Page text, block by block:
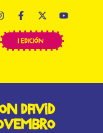
I EDICIÓN
David